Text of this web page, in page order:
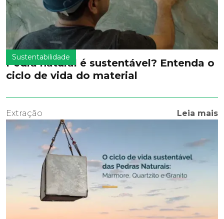
Sustentabilidade
Pedra natural é sustentável? Entenda o
ciclo de vida do material
Extração Leia mais